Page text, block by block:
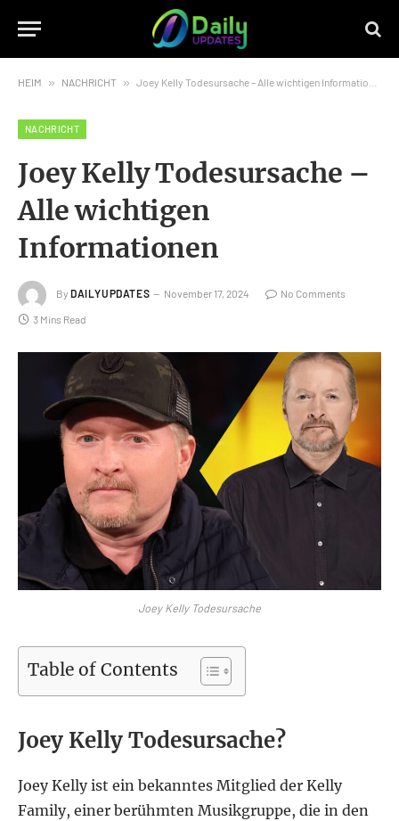
HEIM » NACHRICHT » Joey Kelly Todesursache – Alle wichtigen Informationen
NACHRICHT
Joey Kelly Todesursache –
Alle wichtigen
Informationen
By DAILYUPDATES November 17, 2024 No Comments
3 Mins Read
Joey Kelly Todesursache
Table of Contents
Joey Kelly Todesursache?
Joey Kelly ist ein bekanntes Mitglied der Kelly
Family, einer berühmten Musikgruppe, die in den